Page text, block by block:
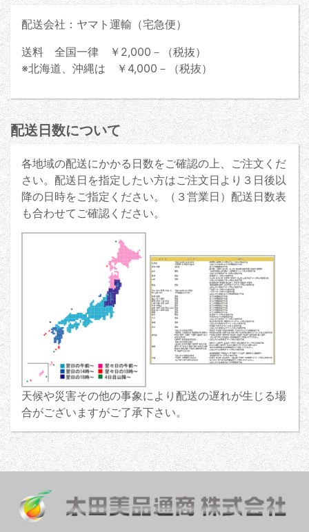
配送会社：ヤマト運輸（宅急便）
送料 全国一律 ￥2,000－（税抜）
※北海道、沖縄は ￥4,000－（税抜）
配送日数について
各地域の配送にかかる日数をご確認の上、ご注文くだ
さい。配送日を指定したい方はご注文日より３日後以
降の日時をご指定ください。（３営業日）配送日数表
も合わせてご確認ください。
天候や災害その他の事象により配送の遅れが生じる場
合がございますがご了承下さい。